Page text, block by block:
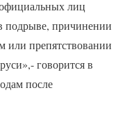
лиц
подрыве, причинении
или препятствовании
говорится в
после